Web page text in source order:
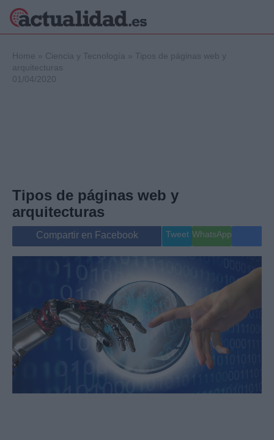
Internacional
Viajes
Musica
Home » Ciencia y Tecnología » Tipos de páginas web y
arquitecturas
01/04/2020
Tipos de páginas web y
arquitecturas
Compartir en Facebook Tweet WhatsApp